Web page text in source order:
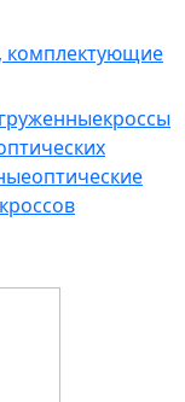
комплектующие
кроссы
оптические